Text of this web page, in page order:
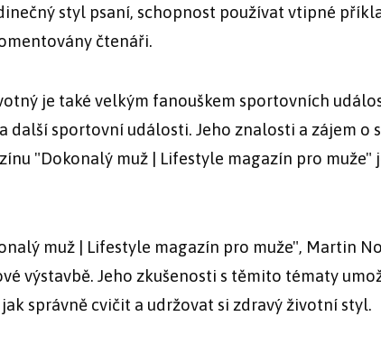
styl psaní, schopnost používat vtipné
čtenáři.
je také velkým fanouškem sportovních
další sportovní události. Jeho znalosti a zájem o
"Dokonalý muž | Lifestyle magazín pro
muž | Lifestyle magazín pro muže", Martin
výstavbě. Jeho zkušenosti s těmito tématy
správně cvičit a udržovat si zdravý životní styl.